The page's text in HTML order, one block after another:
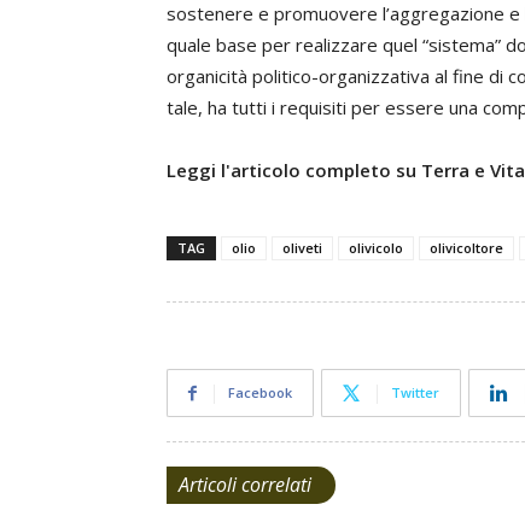
sostenere e promuovere l’aggregazione
quale base per realizzare quel “sistema”
organicità politico-organizzativa al fine di
tale, ha tutti i requisiti per essere una
Leggi l'articolo completo su Terra e
TAG olio oliveti olivicolo olivicoltore
Facebook Twitter
Articoli correlati